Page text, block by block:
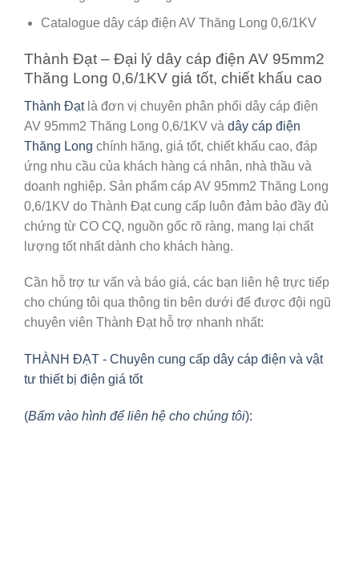
Catalogue dây cáp điện AV Thăng Long 0,6/1KV
Thành Đạt – Đại lý dây cáp điện AV 95mm2
Thăng Long 0,6/1KV giá tốt, chiết khấu cao
Thành Đạtlà đơn vị chuyên phân phối dây cáp điện
AV 95mm2 Thăng Long 0,6/1KV và dây cáp điện
Thăng Long chính hãng, giá tốt, chiết khấu cao, đáp
ứng nhu cầu của khách hàng cá nhân, nhà thầu và
doanh nghiệp. Sản phẩm cáp AV 95mm2 Thăng Long
0,6/1KV do Thành Đạt cung cấp luôn đảm bảo đầy đủ
chứng từ CO CQ, nguồn gốc rõ ràng, mang lại chất
lượng tốt nhất dành cho khách hàng.
Cần hỗ trợ tư vấn và báo giá, các bạn liên hệ trực tiếp
cho chúng tôi qua thông tin bên dưới để được đội ngũ
chuyên viên Thành Đạt hỗ trợ nhanh nhất:
THÀNH ĐẠT - Chuyên cung cấp dây cáp điện và vật
tư thiết bị điện giá tốt
(Bấm vào hình để liên hệ cho chúng tôi):